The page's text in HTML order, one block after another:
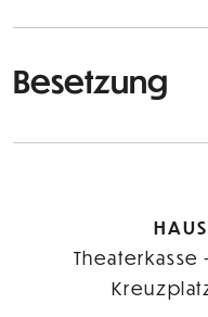
Besetzung
Theaterkasse